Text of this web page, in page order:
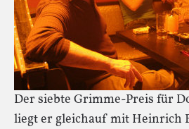
Der siebte Grimme-Preis für
liegt er gleichauf mit Heinrich